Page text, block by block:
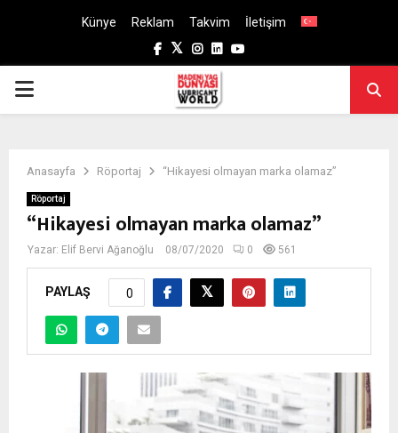
Künye Reklam Takvim
İletişim
Facebook
TwitterInstagram
LinkedinYoutube
PRIMARY
Anasayfa Röportaj “Hikayesi olmayan marka olamaz”
Röportaj
“Hikayesi olmayan marka olamaz”
Yazar: Elif Bervi Ağanoğlu 08/07/2020 0 561
PAYLAŞ 0